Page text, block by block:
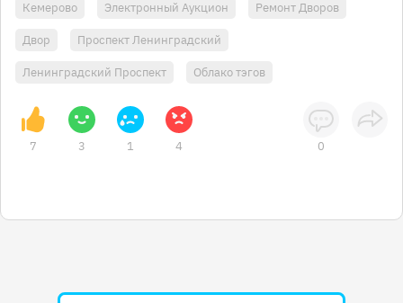
Кемерово Электронный Аукцион Ремонт Дворов
Двор Проспект Ленинградский
Ленинградский Проспект Облако тэгов
7 3 1 4 0